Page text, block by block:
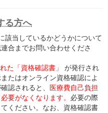
る方へ
該当しているかどうかについて
合までお問い合わせくださ
た「資格確認書」
が発行され
たはオンライン資格確認によ
認されると、
医療費自己負担
要がなくなります。 必要の際
ください。なお、資格確認書